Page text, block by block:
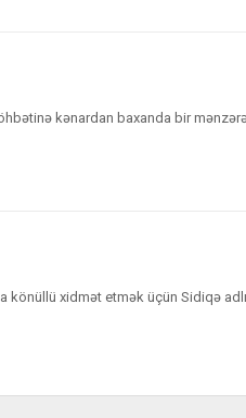
kənardan baxanda bir
könüllü xidmət etmək üçün Sidiqə